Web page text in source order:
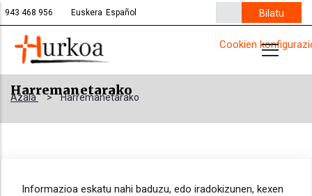
Skip
to
main
content
943 468 956 Euskera Español
Harremanetarako
Azala > Harremanetarako
Informazioa eskatu nahi baduzu, edo iradokizunen, kexen
Cookien